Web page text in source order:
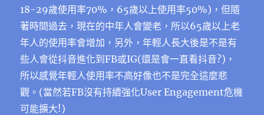
18-29歲使用率70%，65歲以上使用率50%)，但隨
著時間過去，現在的中年人會變老，所以65歲以上老
年人的使用率會增加，另外，年輕人長大後是不是有
些人會從抖音進化到FB或IG(還是會一直看抖音?)，
所以感覺年輕人使用率不高好像也不是完全這麼悲
觀。(當然若FB沒有持續強化User Engagement危機
可能擴大!)